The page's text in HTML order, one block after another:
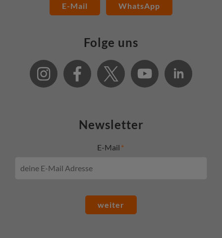
E-Mail WhatsApp
Folge uns
Newsletter
E-Mail
weiter